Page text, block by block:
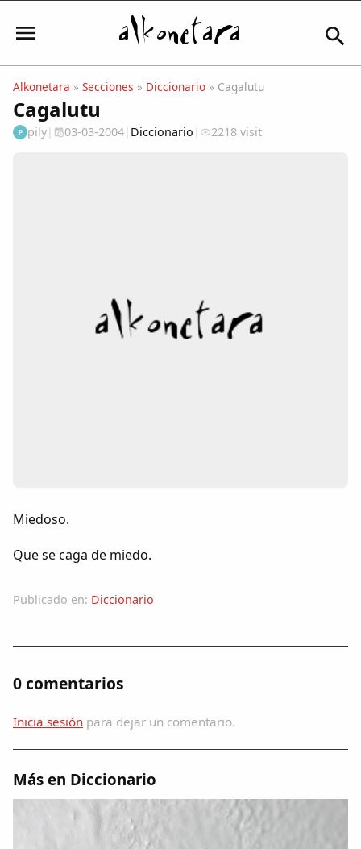
Iniciar sesión
Comunidad
Foros
Idiosincrasia
Traductor
Dichos
Cancionero Local
Apodos
Alkonetara » Secciones » Diccionario » Cagalutu
Cagalutu
P pily| 03-03-2004| Diccionario | 2218 visit
Miedoso.
Que se caga de miedo.
Publicado en: Diccionario
0 comentarios
Inicia sesión para dejar un comentario.
Más en Diccionario